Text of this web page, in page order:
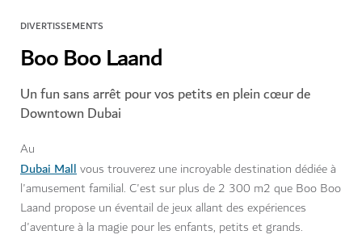
DIVERTISSEMENTS
Boo Boo Laand
Un fun sans arrêt pour vos petits en plein cœur de
Downtown Dubai
Au
Dubai Mallvous trouverez une incroyable destination dédiée à
l'amusement familial. C'est sur plus de 2 300 m2 que Boo Boo
Laand propose un éventail de jeux allant des expériences
d'aventure à la magie pour les enfants, petits et grands.